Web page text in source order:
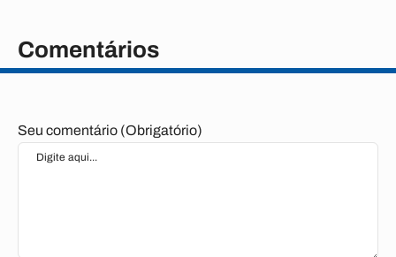
Comentários
Seu comentário (Obrigatório)